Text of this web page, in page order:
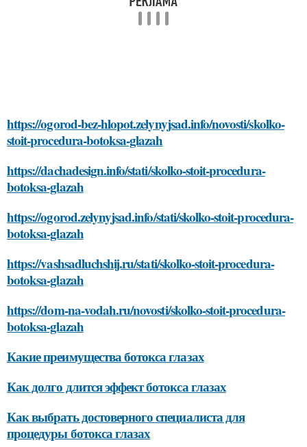
https://ogorod-bez-hlopot.zelynyjsad.info/novosti/skolko-
stoit-procedura-botoksa-glazah
https://dachadesign.info/stati/skolko-stoit-procedura-
botoksa-glazah
https://ogorod.zelynyjsad.info/stati/skolko-stoit-procedura-
botoksa-glazah
https://vashsadluchshij.ru/stati/skolko-stoit-procedura-
botoksa-glazah
https://dom-na-vodah.ru/novosti/skolko-stoit-procedura-
botoksa-glazah
Какие преимущества ботокса глазах
Как долго длится эффект ботокса глазах
Как выбрать достоверного специалиста для
процедуры ботокса глазах